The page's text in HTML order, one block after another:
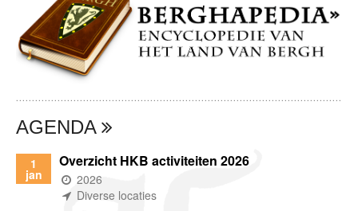
AGENDA
1
jan
Overzicht HKB activiteiten 2026
(wanneer)
2026
(waar)
Diverse locaties